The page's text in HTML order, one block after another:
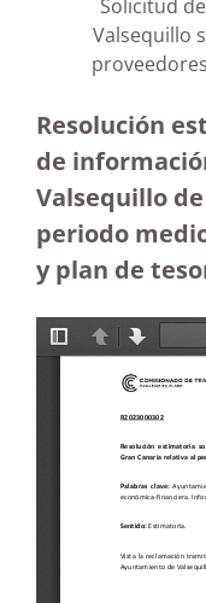
Solicitud
Valsequillo
Resolución
de
Valsequillo
periodo
y plan de